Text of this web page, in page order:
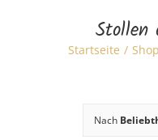
Stollen
Startseite Shop
Nach